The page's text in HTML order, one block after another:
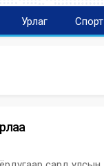
Урлаг Спорт